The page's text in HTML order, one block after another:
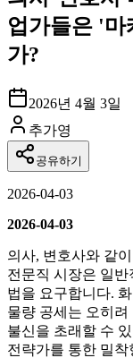
업가들은 '마
가?
2026년 4월 3일
추가영
공유하기
2026-04-03
2026-04-03
의사, 변호사와 같
전문직 시장은 일
법을 요구합니다.
물량 공세는 오히
불신을 초래할 수
전략가를 통한 밀